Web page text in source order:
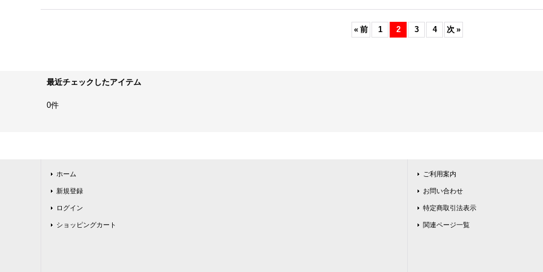
« 前 1 2 3 4 次 »
最近チェックしたアイテム
0件
ホーム
新規登録
ログイン
ショッピングカート
ご利用案内
お問い合わせ
特定商取引法表示
関連ページ一覧